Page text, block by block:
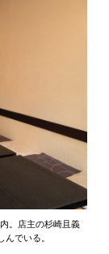
。店主の杉崎且義
でいる。